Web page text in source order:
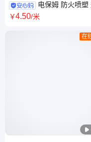
电保姆 防火喷塑
锌 热浸锌 大跨距 槽式桥架
￥4.50/米

在